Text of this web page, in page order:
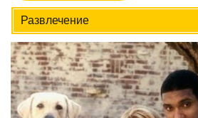
Развлечение